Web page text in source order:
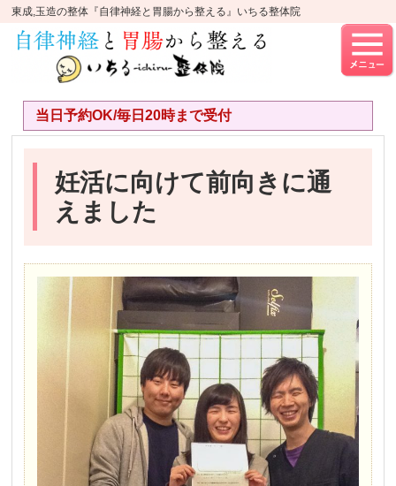
東成,玉造の整体『自律神経と胃腸から整える』いちる整体院
当日予約OK/毎日20時まで受付
妊活に向けて前向きに通
えました